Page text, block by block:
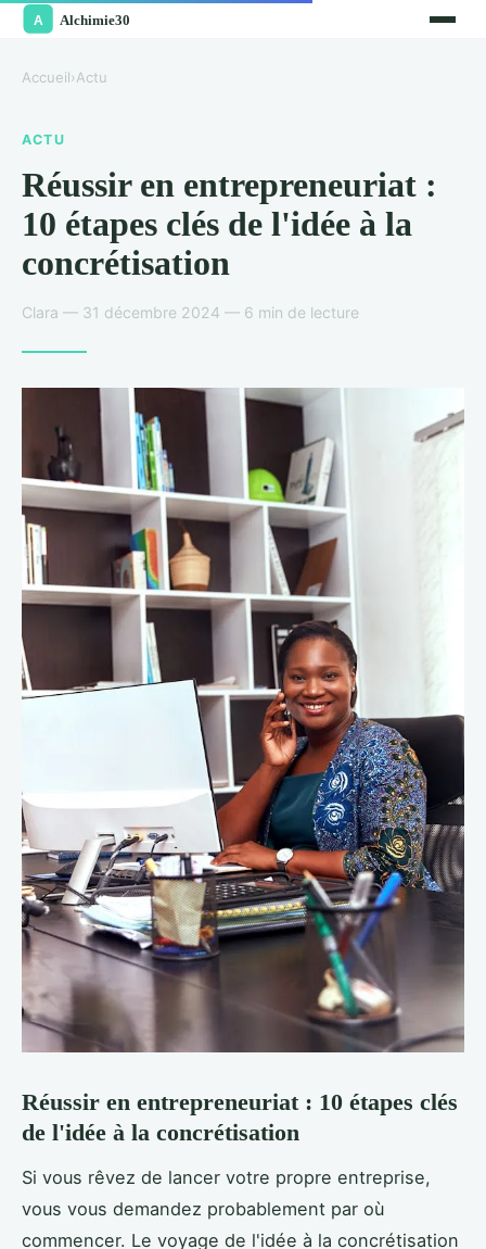
Accueil›Actu
ACTU
Réussir en entrepreneuriat :
10 étapes clés de l'idée à la
concrétisation
Clara — 31 décembre 2024 — 6 min de lecture
Réussir en entrepreneuriat : 10 étapes clés
de l'idée à la concrétisation
Si vous rêvez de lancer votre propre entreprise,
vous vous demandez probablement par où
commencer. Le voyage de l'idée à la concrétisation